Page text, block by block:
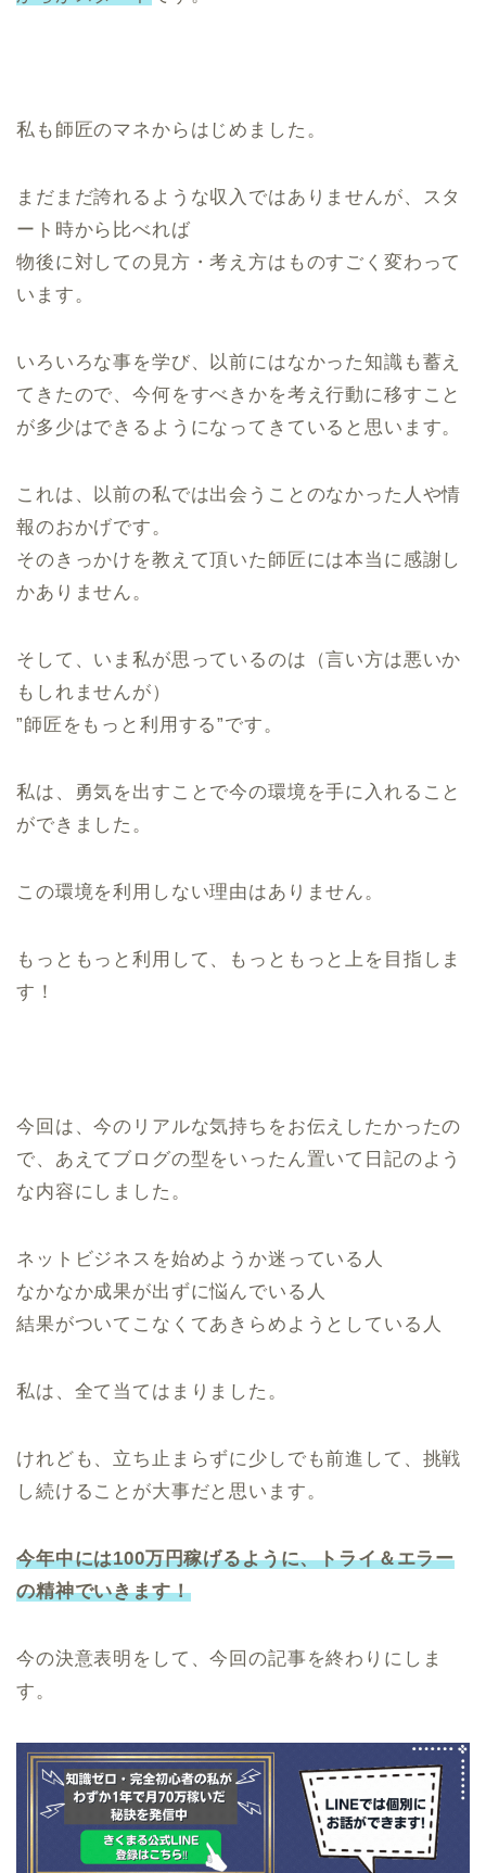
私も師匠のマネからはじめました。
まだまだ誇れるような収入ではありませんが、スタ
ート時から比べれば
物後に対しての見方・考え方はものすごく変わって
います。
いろいろな事を学び、以前にはなかった知識も蓄え
てきたので、今何をすべきかを考え行動に移すこと
が多少はできるようになってきていると思います。
これは、以前の私では出会うことのなかった人や情
報のおかげです。
そのきっかけを教えて頂いた師匠には本当に感謝し
かありません。
そして、いま私が思っているのは（言い方は悪いか
もしれませんが）
”師匠をもっと利用する”です。
私は、勇気を出すことで今の環境を手に入れること
ができました。
この環境を利用しない理由はありません。
もっともっと利用して、もっともっと上を目指しま
す！
今回は、今のリアルな気持ちをお伝えしたかったの
で、あえてブログの型をいったん置いて日記のよう
な内容にしました。
ネットビジネスを始めようか迷っている人
なかなか成果が出ずに悩んでいる人
結果がついてこなくてあきらめようとしている人
私は、全て当てはまりました。
けれども、立ち止まらずに少しでも前進して、挑戦
し続けることが大事だと思います。
今年中には100万円稼げるように、トライ＆エラー
の精神でいきます！
今の決意表明をして、今回の記事を終わりにしま
す。